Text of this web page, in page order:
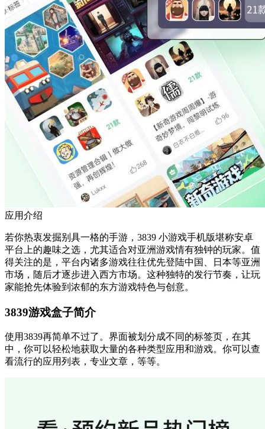
应用介绍
若你热衷发掘别具一格的手游，3839 小游戏手机版堪称安卓
平台上的趣味之选，尤其适合对亚洲游戏情有独钟的玩家。值
得关注的是，平台内诸多游戏往往优先登陆中国、日本等亚洲
市场，随后才逐步进入西方市场。这种独特的发行节奏，让玩
家能抢先体验到浓郁的东方游戏特色与创意。
3839游戏盒子简介
使用3839再简单不过了。界面被划分成不同的标签页，在其
中，你可以轻松地获取大量的各种类型应用和游戏。你可以查
看流行的应用列表，专业文章，等等。